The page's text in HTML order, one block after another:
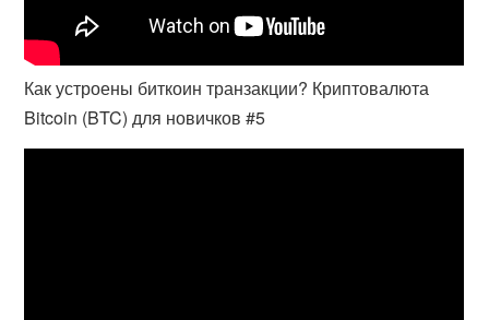
Как устроены биткоин транзакции? Криптовалюта
Bitcoin (BTC) для новичков #5